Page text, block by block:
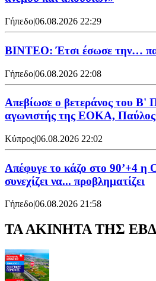
Γήπεδο|06.08.2026 22:29
ΒΙΝΤΕΟ: Έτσι έσωσε την…
Γήπεδο|06.08.2026 22:08
Απεβίωσε ο βετεράνος του Β'
αγωνιστής της ΕΟΚΑ,
Κύπρος|06.08.2026 22:02
Απέφυγε το κάζο στο 90’+4 η
συνεχίζει να... προβληματίζει
Γήπεδο|06.08.2026 21:58
ΤΑ ΑΚΙΝΗΤΑ ΤΗΣ